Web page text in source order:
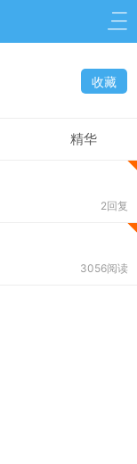
收藏
精华
2回复
3056阅读